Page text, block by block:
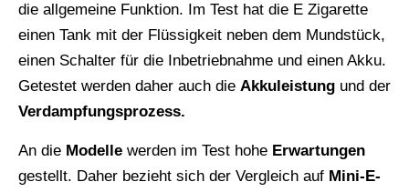
die allgemeine Funktion. Im Test hat die E Zigarette
einen Tank mit der Flüssigkeit neben dem Mundstück,
einen Schalter für die Inbetriebnahme und einen Akku.
Getestet werden daher auch die Akkuleistung und der
Verdampfungsprozess.
An die Modelle werden im Test hohe Erwartungen
gestellt. Daher bezieht sich der Vergleich auf Mini-E-